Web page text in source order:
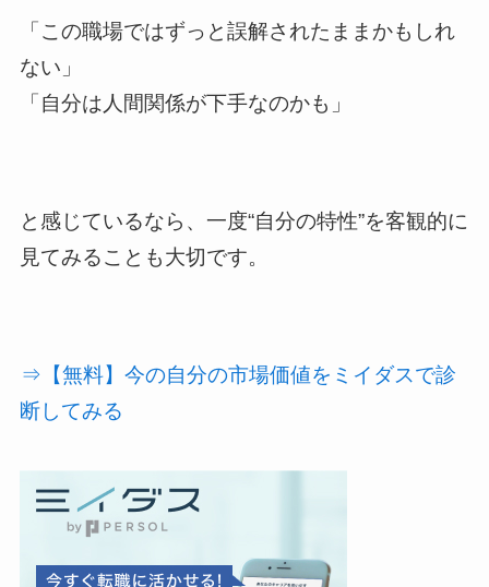
「この職場ではずっと誤解されたままかもしれ
ない」
「自分は人間関係が下手なのかも」
と感じているなら、一度“自分の特性”を客観的に
見てみることも大切です。
⇒【無料】今の自分の市場価値をミイダスで診
断してみる